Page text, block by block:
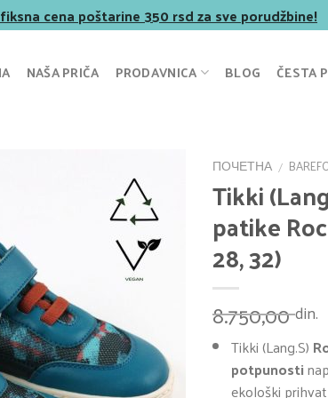
cena poštarine 350 rsd za sve porudžbine!
NAŠA PRIČA PRODAVNICA BLOG ČESTA
ПОЧЕТНА /
Tikki
patike
28, 32)
8.750,00din.
Tikki (Lang.S)
potpunosti
ekološki